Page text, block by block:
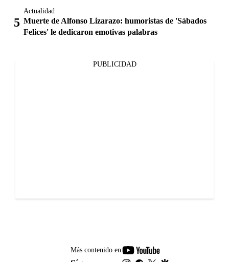
Actualidad
Muerte de Alfonso Lizarazo: humoristas de 'Sábados
Felices' le dedicaron emotivas palabras
PUBLICIDAD
Más contenido en
youtube-
footer